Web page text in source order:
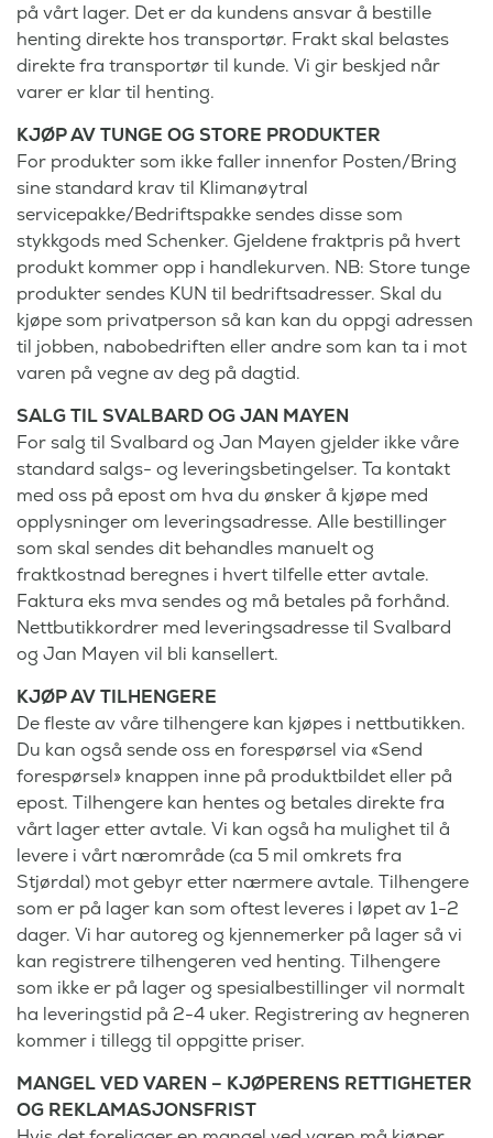
på vårt lager. Det er da kundens ansvar å bestille
henting direkte hos transportør. Frakt skal belastes
direkte fra transportør til kunde. Vi gir beskjed når
varer er klar til henting.
KJØP AV TUNGE OG STORE PRODUKTER
For produkter som ikke faller innenfor Posten/Bring
sine standard krav til Klimanøytral
servicepakke/Bedriftspakke sendes disse som
stykkgods med Schenker. Gjeldene fraktpris på hvert
produkt kommer opp i handlekurven. NB: Store tunge
produkter sendes KUN til bedriftsadresser. Skal du
kjøpe som privatperson så kan kan du oppgi adressen
til jobben, nabobedriften eller andre som kan ta i mot
varen på vegne av deg på dagtid.
SALG TIL SVALBARD OG JAN MAYEN
For salg til Svalbard og Jan Mayen gjelder ikke våre
standard salgs- og leveringsbetingelser. Ta kontakt
med oss på epost om hva du ønsker å kjøpe med
opplysninger om leveringsadresse. Alle bestillinger
som skal sendes dit behandles manuelt og
fraktkostnad beregnes i hvert tilfelle etter avtale.
Faktura eks mva sendes og må betales på forhånd.
Nettbutikkordrer med leveringsadresse til Svalbard
og Jan Mayen vil bli kansellert.
KJØP AV TILHENGERE
De fleste av våre tilhengere kan kjøpes i nettbutikken.
Du kan også sende oss en forespørsel via «Send
forespørsel» knappen inne på produktbildet eller på
epost. Tilhengere kan hentes og betales direkte fra
vårt lager etter avtale. Vi kan også ha mulighet til å
levere i vårt nærområde (ca 5 mil omkrets fra
Stjørdal) mot gebyr etter nærmere avtale. Tilhengere
som er på lager kan som oftest leveres i løpet av 1-2
dager. Vi har autoreg og kjennemerker på lager så vi
kan registrere tilhengeren ved henting. Tilhengere
som ikke er på lager og spesialbestillinger vil normalt
ha leveringstid på 2-4 uker. Registrering av hegneren
kommer i tillegg til oppgitte priser.
MANGEL VED VAREN – KJØPERENS RETTIGHETER
OG REKLAMASJONSFRIST